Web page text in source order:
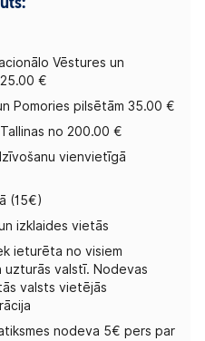
Vēstures un
€
Pomories pilsētām 35.00 €
no 200.00 €
vienvietīgā
(15€)
izklaides vietās
ieturēta no visiem
uzturās valstī. Nodevas
valsts vietējās
nodeva 5€ pers par